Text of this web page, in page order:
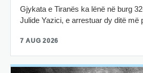
Gjykata e Tiranës ka lënë në burg
Julide Yazici, e arrestuar dy ditë më
7 AUG 2026